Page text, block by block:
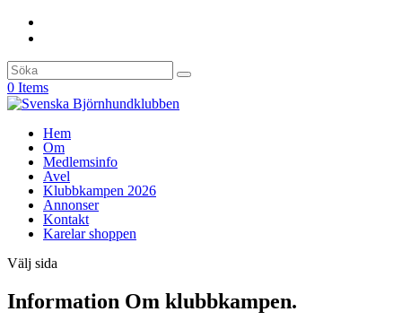
0 Items
Hem
Om
Medlemsinfo
Avel
Klubbkampen 2026
Annonser
Kontakt
Karelar shoppen
Välj sida
Information Om klubbkampen.